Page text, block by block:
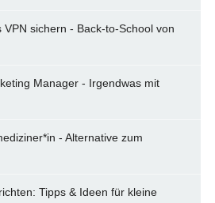
sichern - Back-to-School von
Manager - Irgendwas mit
- Alternative zum
Tipps & Ideen für kleine